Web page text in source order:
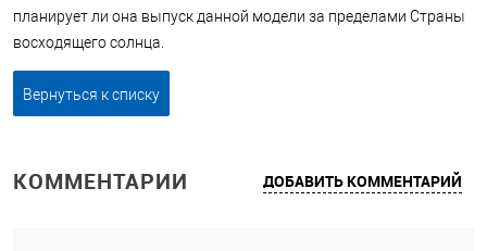
планирует ли она выпуск данной модели за пределами Страны
восходящего солнца.
Вернуться к списку
КОММЕНТАРИИ ДОБАВИТЬ КОММЕНТАРИЙ